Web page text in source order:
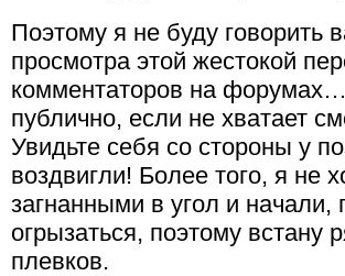
Поэтому я не буду говорить
просмотра этой жестокой
комментаторов на
публично, если не хватает
Увидьте себя со стороны у
воздвигли! Более того, я не
загнанными в угол и начали,
огрызаться, поэтому встану
плевков.